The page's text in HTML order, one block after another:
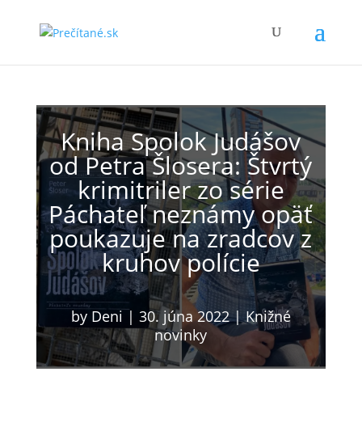
Kniha Spolok Judášov
od Petra Šlosera: Štvrtý
krimitriler zo série
Páchateľ neznámy opäť
poukazuje na zradcov z
kruhov polície
by Deni| 30. júna 2022|Knižné
novinky